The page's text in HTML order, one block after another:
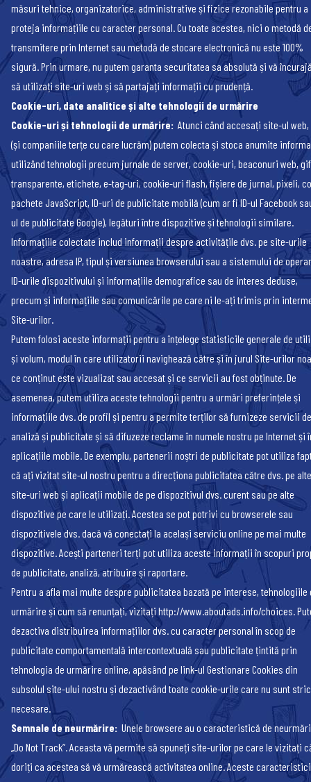
măsuri tehnice, organizatorice, administrative și fizice rezonabile pentru a
proteja informațiile cu caracter personal. Cu toate acestea, nici o metodă
transmitere prin Internet sau metodă de stocare electronică nu este 100%
sigură. Prin urmare, nu putem garanta securitatea sa absolută și vă
să utilizați site-uri web și să partajați informații cu prudență.
Cookie-uri, date analitice și alte tehnologii de urmărire
Cookie-uri și tehnologii de urmărire: Atunci când accesați site-ul
(și companiile terțe cu care lucrăm) putem colecta și stoca anumite
utilizând tehnologii precum jurnale de server, cookie-uri, beaconuri web,
transparente, etichete, e-tag-uri, cookie-uri flash, fișiere de jurnal, pixeli,
pachete JavaScript, ID-uri de publicitate mobilă (cum ar fi ID-ul Facebook
ul de publicitate Google), legături între dispozitive și tehnologii similare.
Informațiile colectate includ informații despre activitățile dvs. pe site-urile
noastre, adresa IP, tipul și versiunea browserului sau a sistemului de
ID-urile dispozitivului și informațiile demografice sau de interes deduse,
precum și informațiile sau comunicările pe care ni le-ați trimis prin
Site-urilor.
Putem folosi aceste informații pentru a înțelege statisticile generale de
și volum, modul în care utilizatorii navighează către și în jurul Site-urilor
ce conținut este vizualizat sau accesat și ce servicii au fost obținute. De
asemenea, putem utiliza aceste tehnologii pentru a urmări preferințele și
informațiile dvs. de profil și pentru a permite terților să furnizeze servicii de
analiză și publicitate și să difuzeze reclame în numele nostru pe Internet și
aplicațiile mobile. De exemplu, partenerii noștri de publicitate pot utiliza
că ați vizitat site-ul nostru pentru a direcționa publicitatea către dvs. pe alte
site-uri web și aplicații mobile de pe dispozitivul dvs. curent sau pe alte
dispozitive pe care le utilizați. Acestea se pot potrivi cu browserele sau
dispozitivele dvs. dacă vă conectați la același serviciu online pe mai multe
dispozitive. Acești parteneri terți pot utiliza aceste informații în scopuri
de publicitate, analiză, atribuire și raportare.
Pentru a afla mai multe despre publicitatea bazată pe interese, tehnologiile
urmărire și cum să renunțați, vizitați http://www.aboutads.info/choices.
dezactiva distribuirea informațiilor dvs. cu caracter personal în scop de
publicitate comportamentală intercontextuală sau publicitate țintită prin
tehnologia de urmărire online, apăsând pe link-ul Gestionare Cookies din
subsolul site-ului nostru și dezactivând toate cookie-urile care nu sunt
necesare.
Semnale de neurmărire: Unele browsere au o caracteristică de
„Do Not Track”. Aceasta vă permite să spuneți site-urilor pe care le vizitați
doriți ca acestea să vă urmărească activitatea online. Aceste